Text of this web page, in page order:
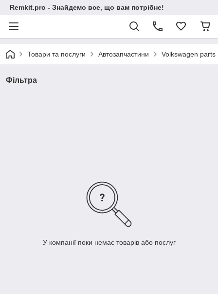
Remkit.pro - Знайдемо все, що вам потрібне!
Товари та послуги Автозапчастини Volkswagen parts
Фільтра
У компанії поки немає товарів або послуг